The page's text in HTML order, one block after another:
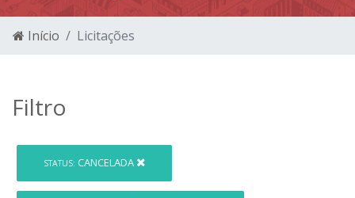
Início Licitações
Filtro
STATUS: CANCELADA